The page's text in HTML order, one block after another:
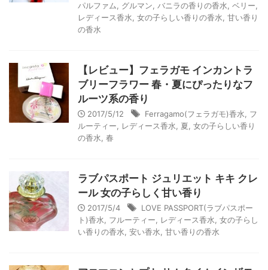
パルファム
グルマン バニラの香りの香水 ベリー
レディース香水 女の子らしい香りの香水 甘い香り
の香水
【レビュー】フェラガモ インカントラ
ブリーフラワー 春・夏にぴったりなフ
ルーツ系の香り
2017/5/12 Ferragamo(フェラガモ)香水
フ
ルーティー
レディース香水 夏 女の子らしい香り
の香水 春
ラブパスポート ジュリエット キキ クレ
ール 女の子らしく甘い香り
2017/5/4
LOVE PASSPORT(ラブパスポー
ト)香水
フルーティー レディース香水 女の子らし
い香りの香水 安い香水 甘い香りの香水